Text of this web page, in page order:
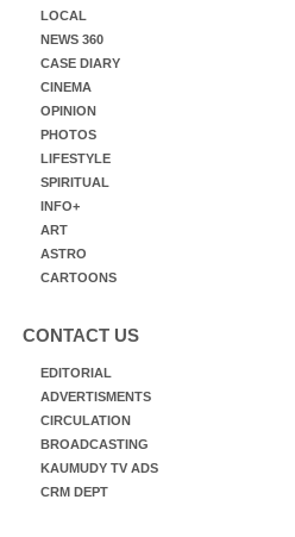
LOCAL
NEWS 360
CASE DIARY
CINEMA
OPINION
PHOTOS
LIFESTYLE
SPIRITUAL
INFO+
ART
ASTRO
CARTOONS
CONTACT US
EDITORIAL
ADVERTISMENTS
CIRCULATION
BROADCASTING
KAUMUDY TV ADS
CRM DEPT